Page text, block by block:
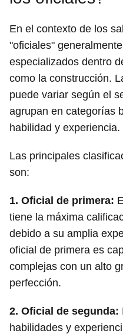
En el contexto de los
"oficiales"
especializados dentro
como la construcción.
puede variar según el
agrupan en categorías
habilidad y experiencia.
Las principales
son:
1. Oficial de primera:
tiene la máxima
debido a su amplia
oficial de primera es
complejas con un alto
perfección.
2. Oficial de segunda:
habilidades y